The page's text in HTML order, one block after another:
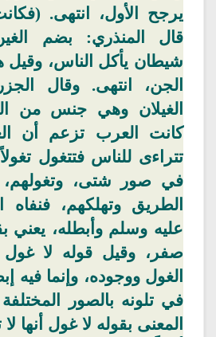
يرجح الأول، انتهى.
قال
المنذري: بضم
شيطان يأكل الناس،
الجن، انتهى. وقال
الغيلان وهي جنس من
كانت العرب تزعم أن
تتراءى للناسفتتغول تغولاً
في صور شتى، وتغولهم
الطريق وتهلكهم، فنفاه
عليه وسلم وأبطله، يعني
صفر، وقيل قوله لا غول
الغول ووجوده، وإنما فيه
في تلونه بالصور المختلفة
المعنى بقوله لا غول أنها